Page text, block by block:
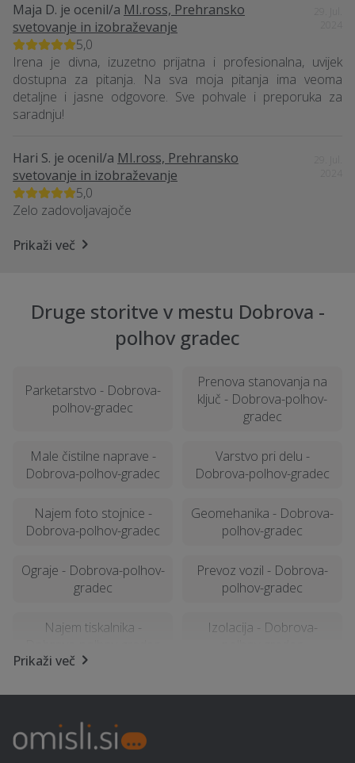
Maja D. je ocenil/a MI.ross, Prehransko
svetovanje in izobraževanje
5,0
Irena je divna, izuzetno prijatna i profesionalna, uvijek
dostupna za pitanja. Na sva moja pitanja ima veoma
detaljne i jasne odgovore. Sve pohvale i preporuka za
saradnju!
Hari S. je ocenil/a MI.ross, Prehransko
svetovanje in izobraževanje
5,0
Zelo zadovoljavajoče
Prikaži več
Druge storitve v mestu Dobrova -
polhov gradec
Parketarstvo - Dobrova-
polhov-gradec
Prenova stanovanja na
ključ - Dobrova-polhov-
gradec
Male čistilne naprave -
Dobrova-polhov-gradec
Varstvo pri delu -
Dobrova-polhov-gradec
Najem foto stojnice -
Dobrova-polhov-gradec
Geomehanika - Dobrova-
polhov-gradec
Ograje - Dobrova-polhov-
gradec
Prevoz vozil - Dobrova-
polhov-gradec
Najem tiskalnika -
Izolacija - Dobrova-
polhov-gradec
Prikaži več